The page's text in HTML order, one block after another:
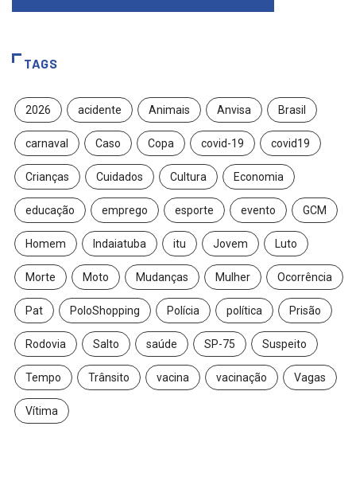
TAGS
2026 acidente Animais Anvisa Brasil
carnaval Caso Copa covid-19 covid19
Crianças Cuidados Cultura Economia
educação emprego esporte evento GCM
Homem Indaiatuba itu Jovem Luto
Morte Moto Mudanças Mulher Ocorrência
Pat PoloShopping Polícia política Prisão
Rodovia Salto saúde SP-75 Suspeito
Tempo Trânsito vacina vacinação Vagas
Vítima